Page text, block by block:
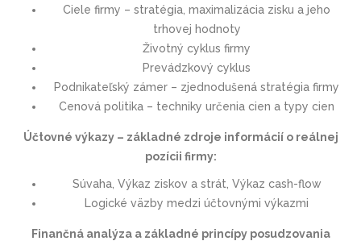
Ciele firmy – stratégia, maximalizácia zisku a jeho
trhovej hodnoty
Životný cyklus firmy
Prevádzkový cyklus
Podnikateľský zámer – zjednodušená stratégia firmy
Cenová politika – techniky určenia cien a typy cien
Účtovné výkazy – základné zdroje informácií o reálnej
pozícii firmy:
Súvaha, Výkaz ziskov a strát, Výkaz cash-flow
Logické väzby medzi účtovnými výkazmi
Finančná analýza a základné princípy posudzovania